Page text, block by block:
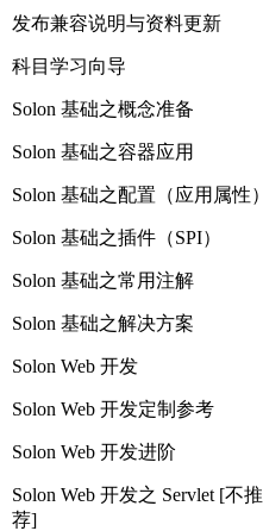
发布兼容说明与资料更新
科目学习向导
Solon 基础之概念准备
Solon 基础之容器应用
Solon 基础之配置（应用属性）
Solon 基础之插件（SPI）
Solon 基础之常用注解
Solon 基础之解决方案
Solon Web 开发
Solon Web 开发定制参考
Solon Web 开发进阶
Solon Web 开发之 Servlet [不推
荐]